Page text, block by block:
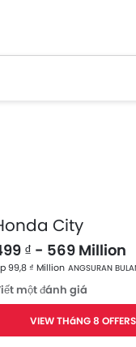
City
₫ - 569 Million
99,8 ₫ Million ANGSURAN
một đánh giá
VIEW THáNG 8 OFFERS